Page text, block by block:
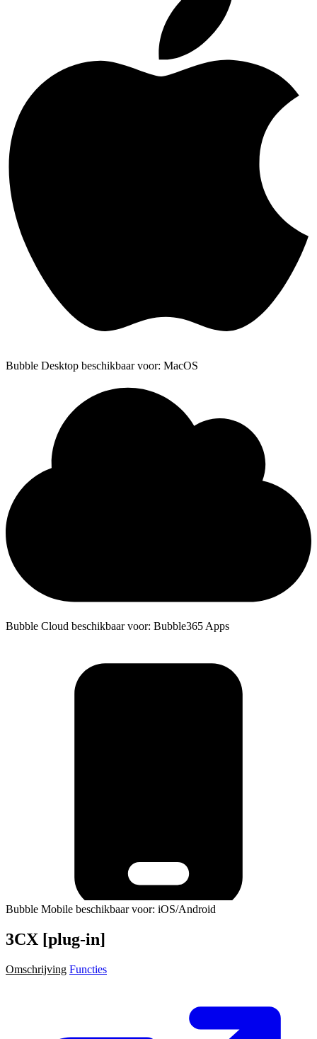
Bubble Desktop beschikbaar voor: MacOS
Bubble Cloud beschikbaar voor: Bubble365 Apps
Bubble Mobile beschikbaar voor: iOS/Android
3CX [plug-in]
Omschrijving Functies